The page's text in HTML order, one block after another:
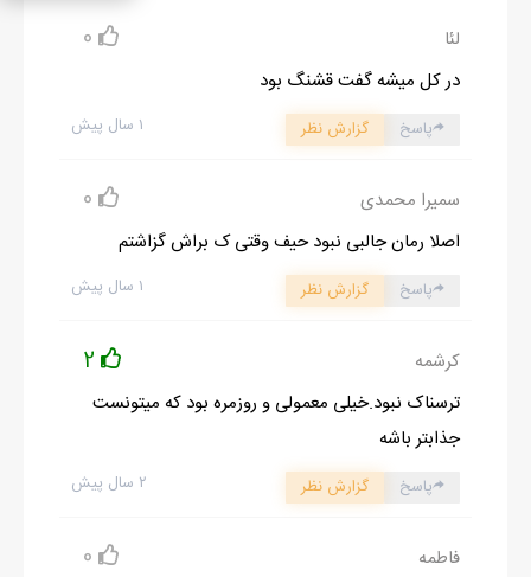
بعد از شام وقتی تو سالن نشستیم آقاجون شروع به صحبت کرد
همه در سکوت به دهنش نگاه کردیم
_می خوام زمینی که تو مازندران دارم رو وقف کنم
همه به بابا نگاه کردیم ، بنده خدا لباش مثل ماهی که از آب دور مونده
باز و بسته می شد ، هیچ کس جیک نمی زد ، نمی دم یهو شجاعتم از
_اما آقاجون ...
_چی می گی بچه
خیلی لجم گرفت اما الان وقت دعوا نبود
_میشه اون زمینو وقف نکنید؟
تیز نگاهم کرد
امیر دهنشو باز کرد
لئا 0
در کل میشه گفت قشنگ بود
۱ سال پیش پاسخ گزارش نظر
سمیرا محمدی 0
اصلا رمان جالبی نبود حیف وقتی ک براش گزاشتم
۱ سال پیش پاسخ گزارش نظر
کرشمه 2
ترسناک نبود.خیلی معمولی و روزمره بود که میتونست
جذابتر باشه
۲ سال پیش پاسخ گزارش نظر
فاطمه 0